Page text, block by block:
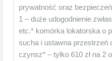
prywatność oraz
1 – duże udogodnienie
etc.* komórka lokatorska o
sucha i ustawna przestrzeń
czynsz* – tylko 610 zł na 2